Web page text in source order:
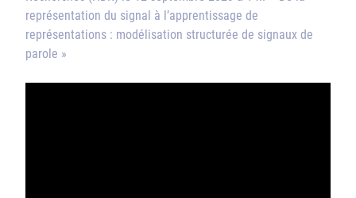
représentation du signal à l’apprentissage de
représentations : modélisation structurée de signaux de
parole »